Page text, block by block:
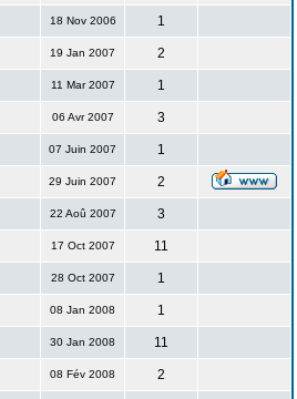
18 Nov 2006 1
19 Jan 2007 2
11 Mar 2007 1
06 Avr 2007 3
07 Juin 2007 1
29 Juin 2007 2
22 Aoû 2007 3
17 Oct 2007 11
28 Oct 2007 1
08 Jan 2008 1
30 Jan 2008 11
08 Fév 2008 2